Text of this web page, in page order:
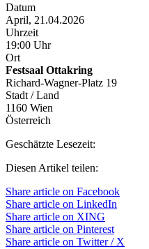
Datum
April, 21.04.2026
Uhrzeit
19:00 Uhr
Ort
Festsaal Ottakring
Richard-Wagner-Platz 19
Stadt / Land
1160 Wien
Österreich
Geschätzte Lesezeit:
Diesen Artikel teilen:
Share article on Facebook
Share article on LinkedIn
Share article on XING
Share article on Pinterest
Share article on Twitter / X